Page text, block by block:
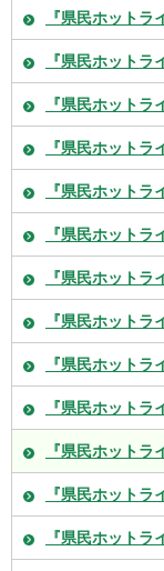
『県民ホットラ
『県民ホットラ
『県民ホットラ
『県民ホットラ
『県民ホットラ
『県民ホットラ
『県民ホットラ
『県民ホットラ
『県民ホットラ
『県民ホットラ
『県民ホットラ
『県民ホットラ
『県民ホットラ